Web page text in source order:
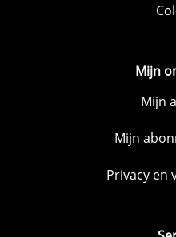
Mijn
Mijn
Mijn
Privacy en